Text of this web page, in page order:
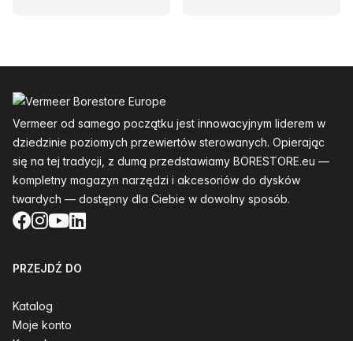
Vermeer od samego początku jest innowacyjnym liderem w
dziedzinie poziomych przewiertów sterowanych. Opierając
się na tej tradycji, z dumą przedstawiamy BORESTORE.eu —
kompletny magazyn narzędzi i akcesoriów do dysków
twardych — dostępny dla Ciebie w dowolny sposób.
Facebook
Instagram
YouTube
LinkedIn
PRZEJDŹ DO
Katalog
Moje konto